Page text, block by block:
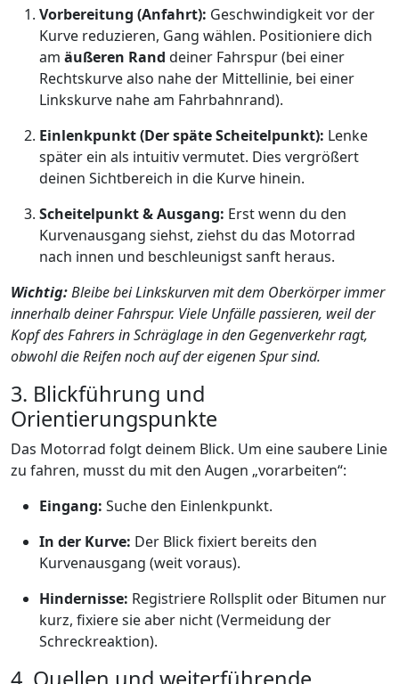
Vorbereitung (Anfahrt): Geschwindigkeit vor der
Kurve reduzieren, Gang wählen. Positioniere dich
am äußeren Rand deiner Fahrspur (bei einer
Rechtskurve also nahe der Mittellinie, bei einer
Linkskurve nahe am Fahrbahnrand).
Einlenkpunkt (Der späte Scheitelpunkt): Lenke
später ein als intuitiv vermutet. Dies vergrößert
deinen Sichtbereich in die Kurve hinein.
Scheitelpunkt & Ausgang: Erst wenn du den
Kurvenausgang siehst, ziehst du das Motorrad
nach innen und beschleunigst sanft heraus.
Wichtig:Bleibe bei Linkskurven mit dem Oberkörper immer
innerhalb deiner Fahrspur. Viele Unfälle passieren, weil der
Kopf des Fahrers in Schräglage in den Gegenverkehr ragt,
obwohl die Reifen noch auf der eigenen Spur sind.
3. Blickführung und
Orientierungspunkte
Das Motorrad folgt deinem Blick. Um eine saubere Linie
zu fahren, musst du mit den Augen „vorarbeiten“:
Eingang: Suche den Einlenkpunkt.
In der Kurve: Der Blick fixiert bereits den
Kurvenausgang (weit voraus).
Hindernisse: Registriere Rollsplit oder Bitumen nur
kurz, fixiere sie aber nicht (Vermeidung der
Schreckreaktion).